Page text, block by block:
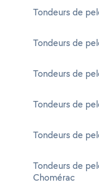
Tondeurs de
Tondeurs de
Tondeurs de
Tondeurs de
Tondeurs de
Tondeurs de
Chomérac